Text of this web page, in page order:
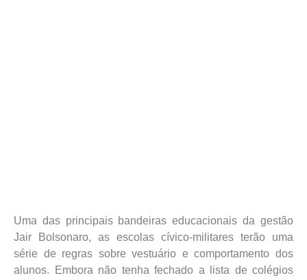
Uma das principais bandeiras educacionais da gestão
Jair Bolsonaro, as escolas cívico-militares terão uma
série de regras sobre vestuário e comportamento dos
alunos. Embora não tenha fechado a lista de colégios